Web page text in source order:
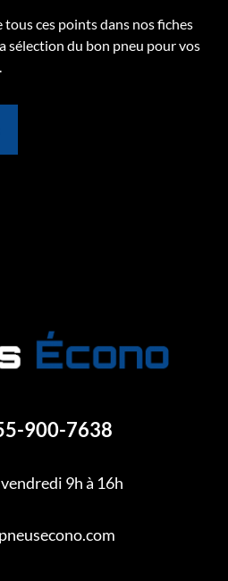
ces points dans nos fiches
sélection du bon pneu pour vos
900-7638
9h à 16h